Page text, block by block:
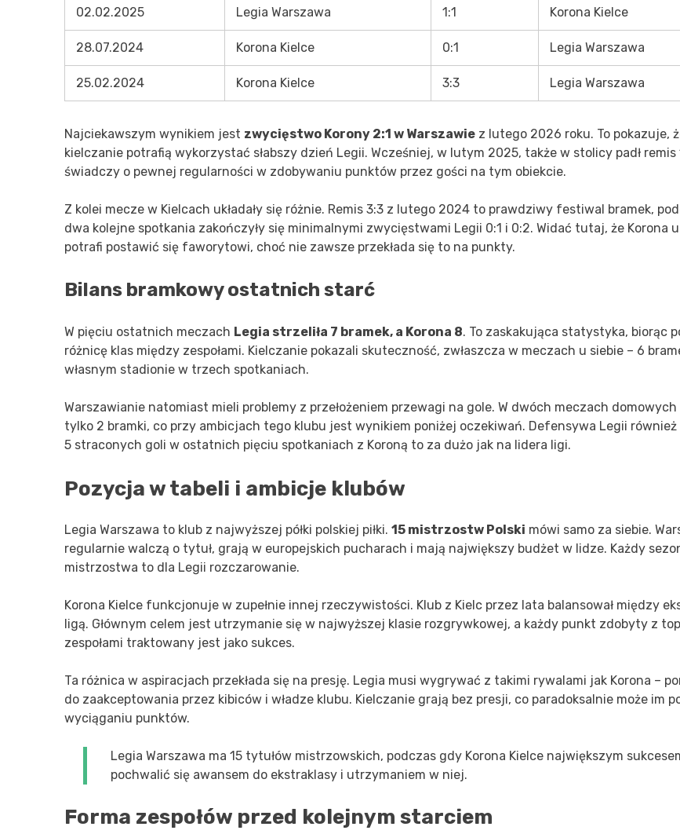
02.02.2025 Legia Warszawa 1:1 Korona Kielce
28.07.2024 Korona Kielce 0:1 Legia Warszawa
25.02.2024 Korona Kielce 3:3 Legia Warszawa
Najciekawszym wynikiem jest zwycięstwo Korony 2:1 w Warszawie z lutego 2026 roku. To pokazuje,
kielczanie potrafią wykorzystać słabszy dzień Legii. Wcześniej, w lutym 2025, także w stolicy padł remis
świadczy o pewnej regularności w zdobywaniu punktów przez gości na tym obiekcie.
Z kolei mecze w Kielcach układały się różnie. Remis 3:3 z lutego 2024 to prawdziwy festiwal bramek,
dwa kolejne spotkania zakończyły się minimalnymi zwycięstwami Legii 0:1 i 0:2. Widać tutaj, że Korona
potrafi postawić się faworytowi, choć nie zawsze przekłada się to na punkty.
Bilans bramkowy ostatnich starć
W pięciu ostatnich meczach Legia strzeliła 7 bramek, a Korona 8. To zaskakująca statystyka, biorąc
różnicę klas między zespołami. Kielczanie pokazali skuteczność, zwłaszcza w meczach u siebie – 6
własnym stadionie w trzech spotkaniach.
Warszawianie natomiast mieli problemy z przełożeniem przewagi na gole. W dwóch meczach
tylko 2 bramki, co przy ambicjach tego klubu jest wynikiem poniżej oczekiwań. Defensywa Legii również
5 straconych goli w ostatnich pięciu spotkaniach z Koroną to za dużo jak na lidera ligi.
Pozycja w tabeli i ambicje klubów
Legia Warszawa to klub z najwyższej półki polskiej piłki. 15 mistrzostw Polski mówi samo za siebie.
regularnie walczą o tytuł, grają w europejskich pucharach i mają największy budżet w lidze. Każdy
mistrzostwa to dla Legii rozczarowanie.
Korona Kielce funkcjonuje w zupełnie innej rzeczywistości. Klub z Kielc przez lata balansował między
ligą. Głównym celem jest utrzymanie się w najwyższej klasie rozgrywkowej, a każdy punkt zdobyty z
zespołami traktowany jest jako sukces.
Ta różnica w aspiracjach przekłada się na presję. Legia musi wygrywać z takimi rywalami jak Korona –
do zaakceptowania przez kibiców i władze klubu. Kielczanie grają bez presji, co paradoksalnie może im
wyciąganiu punktów.
Legia Warszawa ma 15 tytułów mistrzowskich, podczas gdy Korona Kielce największym
pochwalić się awansem do ekstraklasy i utrzymaniem w niej.
Forma zespołów przed kolejnym starciem